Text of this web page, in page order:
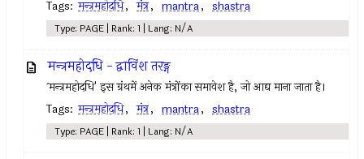
Tags: मन्त्रमहोदधि, मंत्र, mantra, shastra
Type: PAGE | Rank: 1 | Lang: N/A
मन्त्रमहोदधि - द्वाविंश तरङ्ग
`मन्त्रमहोदधि' इस ग्रंथमें अनेक मंत्रोंका समावेश है, जो आद्य माना जाता है।
Tags: मन्त्रमहोदधि, मंत्र, mantra, shastra
Type: PAGE | Rank: 1 | Lang: N/A